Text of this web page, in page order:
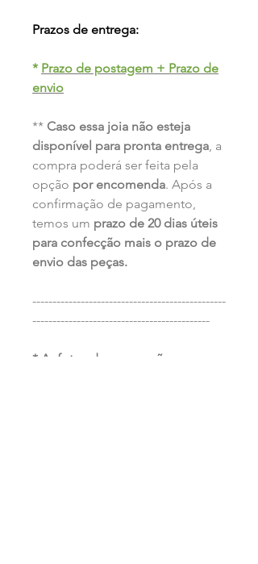
Prazos de entrega:
* Prazo de postagem + Prazo de
envio
** Caso essa joia não esteja
disponível para pronta entrega, a
compra poderá ser feita pela
opção por encomenda. Após a
confirmação de pagamento,
temos um prazo de 20 dias úteis
para confecção mais o prazo de
envio das peças.
------------------------------------------------
--------------------------------------------
* As fotos das peças são